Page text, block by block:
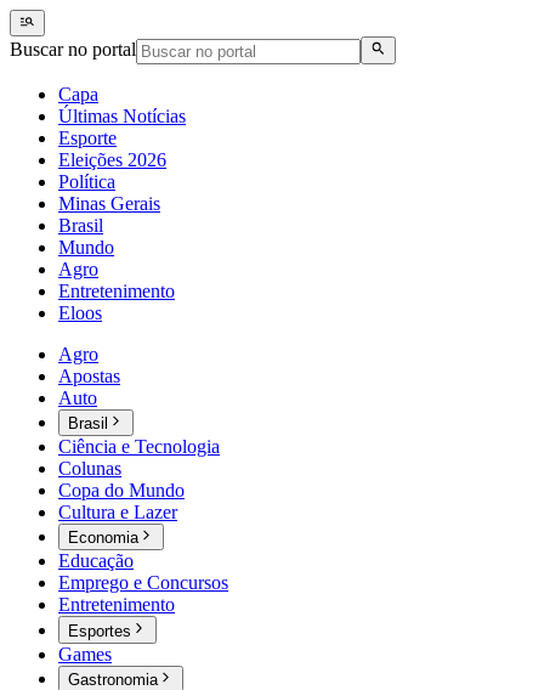
Buscar no portal
Capa
Últimas Notícias
Esporte
Eleições 2026
Política
Minas Gerais
Brasil
Mundo
Agro
Entretenimento
Eloos
Agro
Apostas
Auto
Brasil
Ciência e Tecnologia
Colunas
Copa do Mundo
Cultura e Lazer
Economia
Educação
Emprego e Concursos
Entretenimento
Esportes
Games
Gastronomia